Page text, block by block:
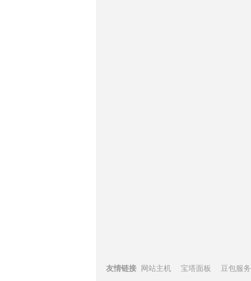
友情链接 网站主机 宝塔面板 豆包服务